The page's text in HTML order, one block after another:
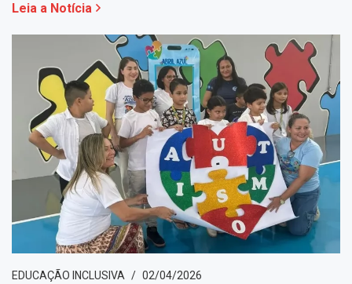
Leia a Notícia
EDUCAÇÃO INCLUSIVA 02/04/2026